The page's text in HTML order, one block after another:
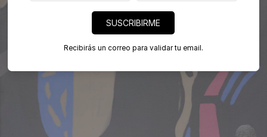
SUSCRIBIRME
Recibirás un correo para validar tu email.